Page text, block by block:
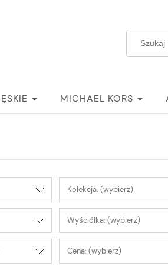
MICHAEL KORS
Kolekcja: (wybierz)
Wyściółka: (wybierz)
Cena: (wybierz)